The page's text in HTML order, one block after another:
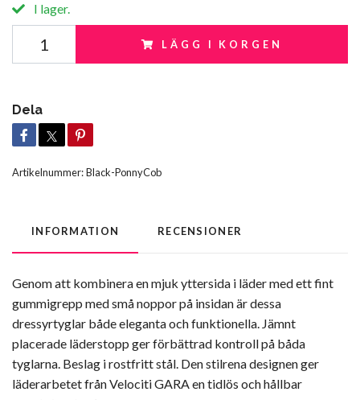
I lager.
LÄGG I KORGEN
Dela
Artikelnummer:Black-PonnyCob
INFORMATION RECENSIONER
Genom att kombinera en mjuk yttersida i läder med ett fint
gummigrepp med små noppor på insidan är dessa
dressyrtyglar både eleganta och funktionella. Jämnt
placerade läderstopp ger förbättrad kontroll på båda
tyglarna. Beslag i rostfritt stål. Den stilrena designen ger
läderarbetet från Velociti GARA en tidlös och hållbar